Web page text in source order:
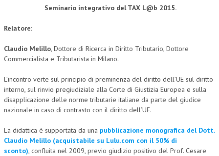
HUMAN RESOURCES
TREASURY IN FINANCIAL SERVICES
RISK MANAGEMENT
SVILUPPO SOSTENIBILE
L’UMANISTA
DIRITTO
Seminario integrativo del TAX L@b 2015.
Relatore:
Claudio Melillo, Dottore di Ricerca in Diritto Tributario, Dottore
Commercialista e Tributarista in Milano.
L’incontro verte sul principio di preminenza del diritto dell’UE sul diritto
interno, sul rinvio pregiudiziale alla Corte di Giustizia Europea e sulla
disapplicazione delle norme tributarie italiane da parte del giudice
nazionale in caso di contrasto con il diritto dell’UE.
La didattica è supportata da una pubblicazione monografica del Dott.
Claudio Melillo (acquistabile su Lulu.com con il 50% di
sconto), confluita nel 2009, previo giudizio positivo del Prof. Cesare